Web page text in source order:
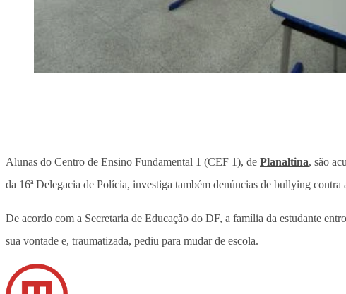
Alunas do Centro de Ensino Fundamental 1 (CEF 1), de Planaltina, são
da 16ª Delegacia de Polícia, investiga também denúncias de bullying contra
De acordo com a Secretaria de Educação do DF, a família da estudante
sua vontade e, traumatizada, pediu para mudar de escola.